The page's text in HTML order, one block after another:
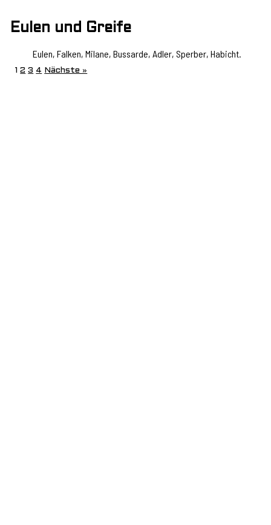
Eulen und Greife
Eulen, Falken, Milane, Bussarde, Adler, Sperber, Habicht.
1 2 3 4 Nächste »